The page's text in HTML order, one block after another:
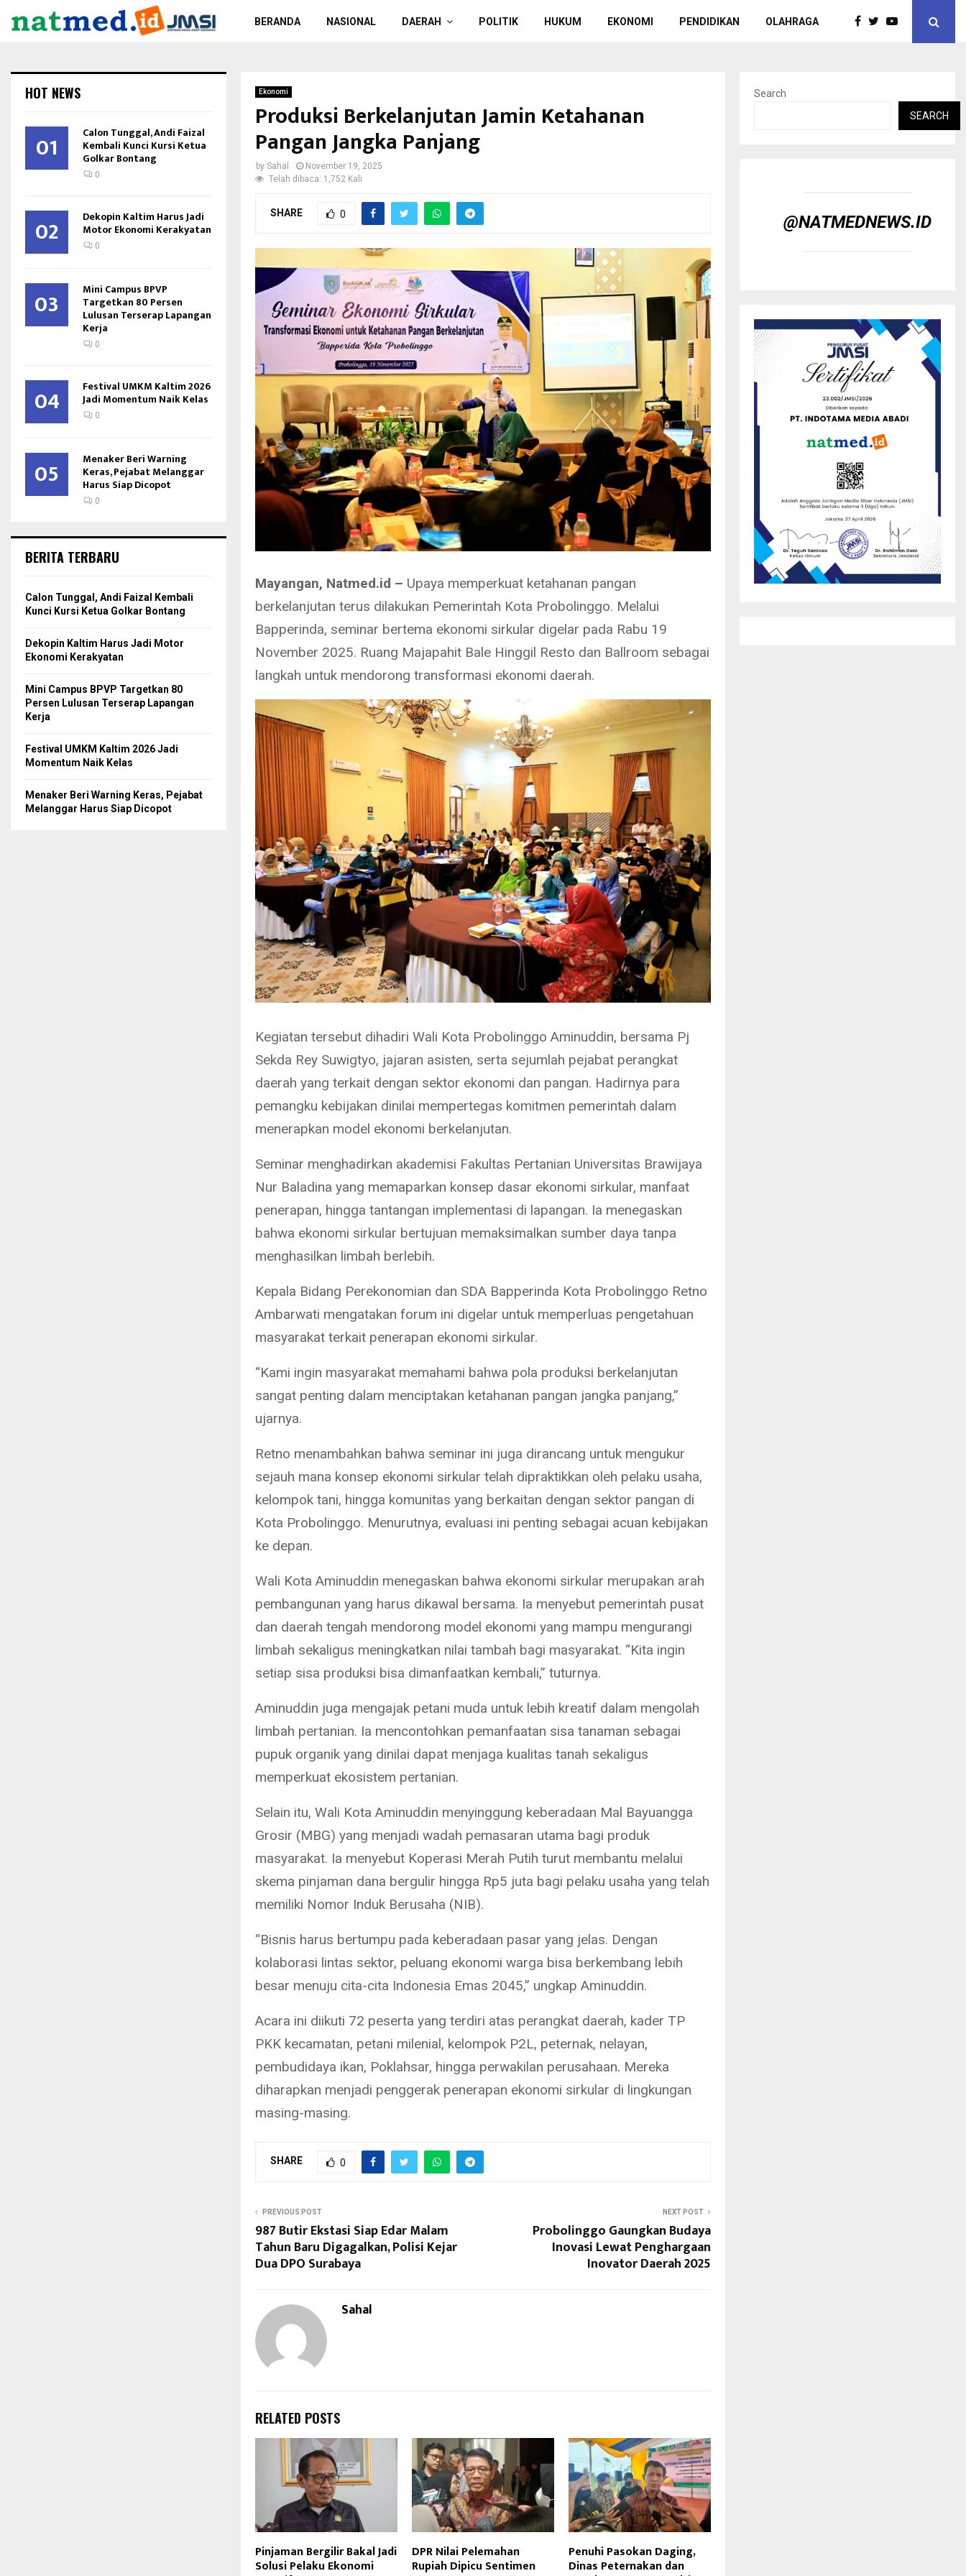
BERANDA NASIONAL DAERAH POLITIK HUKUM EKONOMI PENDIDIKAN OLAHRAGA
Ekonomi
Produksi Berkelanjutan Jamin Ketahanan
Pangan Jangka Panjang
by Sahal
November 19, 2025
Telah dibaca: 1,752 Kali
SHARE 0
Mayangan, Natmed.id – Upaya memperkuat ketahanan pangan
berkelanjutan terus dilakukan Pemerintah Kota Probolinggo. Melalui
Bapperinda, seminar bertema ekonomi sirkular digelar pada Rabu 19
November 2025. Ruang Majapahit Bale Hinggil Resto dan Ballroom sebagai
langkah untuk mendorong transformasi ekonomi daerah.
Kegiatan tersebut dihadiri Wali Kota Probolinggo Aminuddin, bersama Pj
Sekda Rey Suwigtyo, jajaran asisten, serta sejumlah pejabat perangkat
daerah yang terkait dengan sektor ekonomi dan pangan. Hadirnya para
pemangku kebijakan dinilai mempertegas komitmen pemerintah dalam
menerapkan model ekonomi berkelanjutan.
Seminar menghadirkan akademisi Fakultas Pertanian Universitas Brawijaya
Nur Baladina yang memaparkan konsep dasar ekonomi sirkular, manfaat
penerapan, hingga tantangan implementasi di lapangan. Ia menegaskan
bahwa ekonomi sirkular bertujuan memaksimalkan sumber daya tanpa
menghasilkan limbah berlebih.
Kepala Bidang Perekonomian dan SDA Bapperinda Kota Probolinggo Retno
Ambarwati mengatakan forum ini digelar untuk memperluas pengetahuan
masyarakat terkait penerapan ekonomi sirkular.
“Kami ingin masyarakat memahami bahwa pola produksi berkelanjutan
sangat penting dalam menciptakan ketahanan pangan jangka panjang,”
ujarnya.
Retno menambahkan bahwa seminar ini juga dirancang untuk mengukur
sejauh mana konsep ekonomi sirkular telah dipraktikkan oleh pelaku usaha,
kelompok tani, hingga komunitas yang berkaitan dengan sektor pangan di
Kota Probolinggo. Menurutnya, evaluasi ini penting sebagai acuan kebijakan
ke depan.
Wali Kota Aminuddin menegaskan bahwa ekonomi sirkular merupakan arah
pembangunan yang harus dikawal bersama. Ia menyebut pemerintah pusat
dan daerah tengah mendorong model ekonomi yang mampu mengurangi
limbah sekaligus meningkatkan nilai tambah bagi masyarakat. “Kita ingin
setiap sisa produksi bisa dimanfaatkan kembali,” tuturnya.
Aminuddin juga mengajak petani muda untuk lebih kreatif dalam mengolah
limbah pertanian. Ia mencontohkan pemanfaatan sisa tanaman sebagai
pupuk organik yang dinilai dapat menjaga kualitas tanah sekaligus
memperkuat ekosistem pertanian.
Selain itu, Wali Kota Aminuddin menyinggung keberadaan Mal Bayuangga
Grosir (MBG) yang menjadi wadah pemasaran utama bagi produk
masyarakat. Ia menyebut Koperasi Merah Putih turut membantu melalui
skema pinjaman dana bergulir hingga Rp5 juta bagi pelaku usaha yang telah
memiliki Nomor Induk Berusaha (NIB).
“Bisnis harus bertumpu pada keberadaan pasar yang jelas. Dengan
kolaborasi lintas sektor, peluang ekonomi warga bisa berkembang lebih
besar menuju cita-cita Indonesia Emas 2045,” ungkap Aminuddin.
Acara ini diikuti 72 peserta yang terdiri atas perangkat daerah, kader TP
PKK kecamatan, petani milenial, kelompok P2L, peternak, nelayan,
pembudidaya ikan, Poklahsar, hingga perwakilan perusahaan. Mereka
diharapkan menjadi penggerak penerapan ekonomi sirkular di lingkungan
masing-masing.
SHARE 0
PREVIOUS POST
987 Butir Ekstasi Siap Edar Malam
Tahun Baru Digagalkan, Polisi Kejar
Dua DPO Surabaya
NEXT POST
Probolinggo Gaungkan Budaya
Inovasi Lewat Penghargaan
Inovator Daerah 2025
Sahal
RELATED POSTS
Pinjaman Bergilir Bakal Jadi
Solusi Pelaku Ekonomi
DPR Nilai Pelemahan
Rupiah Dipicu Sentimen
Penuhi Pasokan Daging,
Dinas Peternakan dan
HOT NEWS
01 Calon Tunggal, Andi Faizal
Kembali Kunci Kursi Ketua
Golkar Bontang
0
02 Dekopin Kaltim Harus Jadi
Motor Ekonomi Kerakyatan
0
03 Mini Campus BPVP
Targetkan 80 Persen
Lulusan Terserap Lapangan
Kerja
0
04 Festival UMKM Kaltim 2026
Jadi Momentum Naik Kelas
0
05 Menaker Beri Warning
Keras, Pejabat Melanggar
Harus Siap Dicopot
0
BERITA TERBARU
Calon Tunggal, Andi Faizal Kembali
Kunci Kursi Ketua Golkar Bontang
Dekopin Kaltim Harus Jadi Motor
Ekonomi Kerakyatan
Mini Campus BPVP Targetkan 80
Persen Lulusan Terserap Lapangan
Kerja
Festival UMKM Kaltim 2026 Jadi
Momentum Naik Kelas
Menaker Beri Warning Keras, Pejabat
Melanggar Harus Siap Dicopot
Search
SEARCH
@NATMEDNEWS.ID